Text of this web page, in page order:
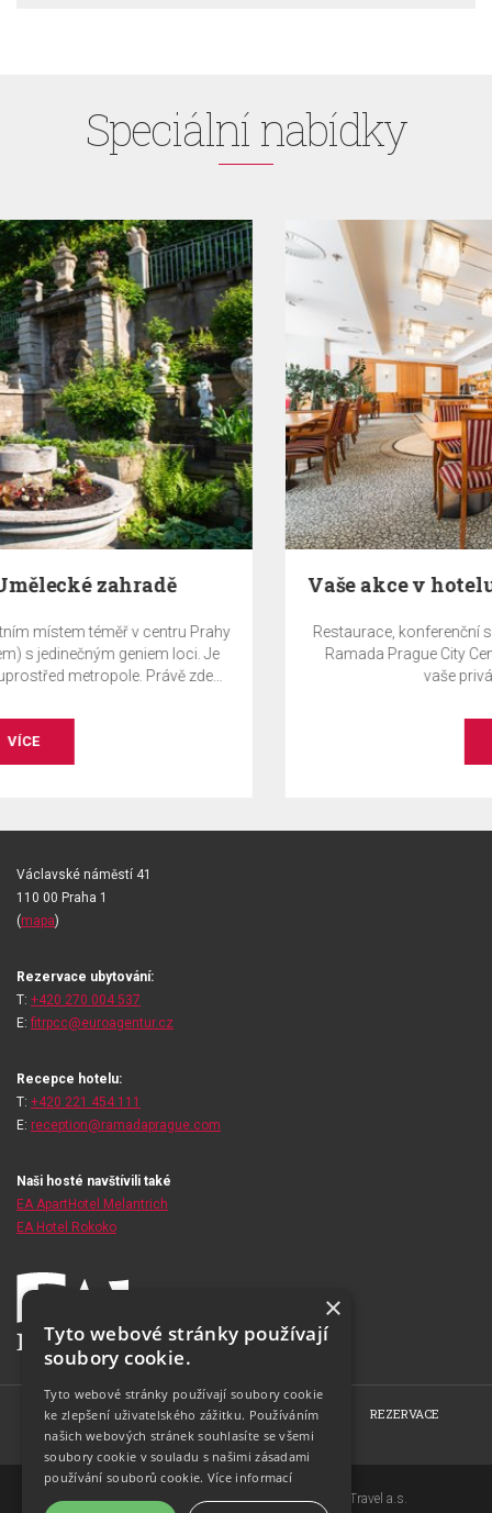
Speciální nabídky
Vaše akce v hotelu Ramada Prague City Centre
Restaurace, konferenční sál a apartmánové salonky hotelu
Ramada Prague City Centre nabízejí ideální prostory pro
vaše privátní i firemní akce.
Václavské náměstí 41
110 00 Praha 1
(mapa)
Rezervace ubytování:
T: +420 270 004 537
E: fitrpcc@euroagentur.cz
Recepce hotelu:
T: +420 221 454 111
E: reception@ramadaprague.com
Naši hosté navštívili také
EA ApartHotel Melantrich
EA Hotel Rokoko
HOME O HOTELU POKOJE RESTAURACE
REZERVACE
FOTOGALERIE
KONTAKT
Copyright © 2007-2026 EuroAgentur Hotels&Travel a.s.
×
Tyto webové stránky používají
soubory cookie.
Tyto webové stránky používají soubory cookie
ke zlepšení uživatelského zážitku. Používáním
našich webových stránek souhlasíte se všemi
soubory cookie v souladu s našimi zásadami
používání souborů cookie. Více informací